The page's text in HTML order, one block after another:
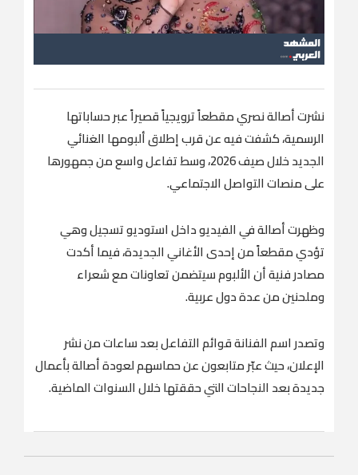
نشرت أصالة نصري مقطعاً ترويجياً قصيراً عبر حساباتها
الرسمية، كشفت فيه عن قرب إطلاق ألبومها الغنائي
الجديد خلال صيف 2026، وسط تفاعل واسع من جمهورها
على منصات التواصل الاجتماعي.
وظهرت أصالة في الفيديو داخل استوديو تسجيل وهي
تؤدي مقطعاً من إحدى الأغاني الجديدة، فيما أكدت
مصادر فنية أن الألبوم سيتضمن تعاونات مع شعراء
وملحنين من عدة دول عربية.
وتصدر اسم الفنانة قوائم التفاعل بعد ساعات من نشر
الإعلان، حيث عبّر متابعون عن حماسهم لعودة أصالة بأعمال
جديدة بعد النجاحات التي حققتها خلال السنوات الماضية.